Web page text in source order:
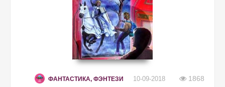
ФАНТАСТИКА, ФЭНТЕЗИ 10-09-2018 1868